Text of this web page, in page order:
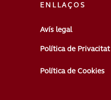
ENLLAÇOS
Avís legal
Política de Privacitat
Política de Cookies